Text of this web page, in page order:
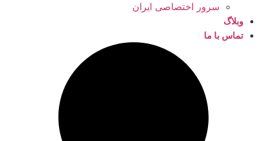
سرور اختصاصی ایران
وبلاگ
تماس با ما